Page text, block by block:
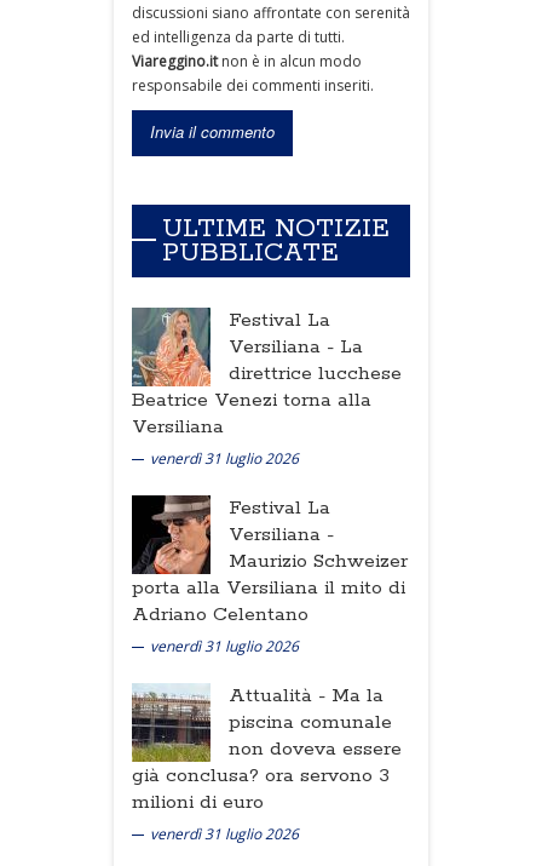
discussioni siano affrontate con serenità
ed intelligenza da parte di tutti.
Viareggino.itnon è in alcun modo
responsabile dei commenti inseriti.
ULTIME NOTIZIE
PUBBLICATE
Festival La
Versiliana - La
direttrice lucchese
Beatrice Venezi torna alla
Versiliana
venerdì 31 luglio 2026
Festival La
Versiliana -
Maurizio Schweizer
porta alla Versiliana il mito di
Adriano Celentano
venerdì 31 luglio 2026
Attualità - Ma la
piscina comunale
non doveva essere
già conclusa? ora servono 3
milioni di euro
venerdì 31 luglio 2026